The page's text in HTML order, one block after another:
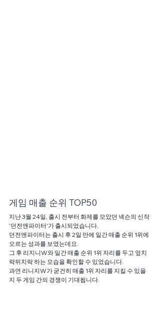
게임 매출 순위 TOP50
지난 3월 24일, 출시 전부터 화제를 모았던 넥슨의 신작
'던전앤파이터'가 출시되었습니다.
던전앤파이터는 출시 후 2일 만에 일간 매출 순위 1위에
오르는 성과를 보였는데요.
그 후 리지니W와 일간 매출 순위 1위 자리를 두고 엎치
락뒤치락 하는 모습을 확인할 수 있었습니다.
과연 리니지W가 굳건히 매출 1위 자리를 지킬 수 있을
지 두 게임 간의 경쟁이 기대됩니다.